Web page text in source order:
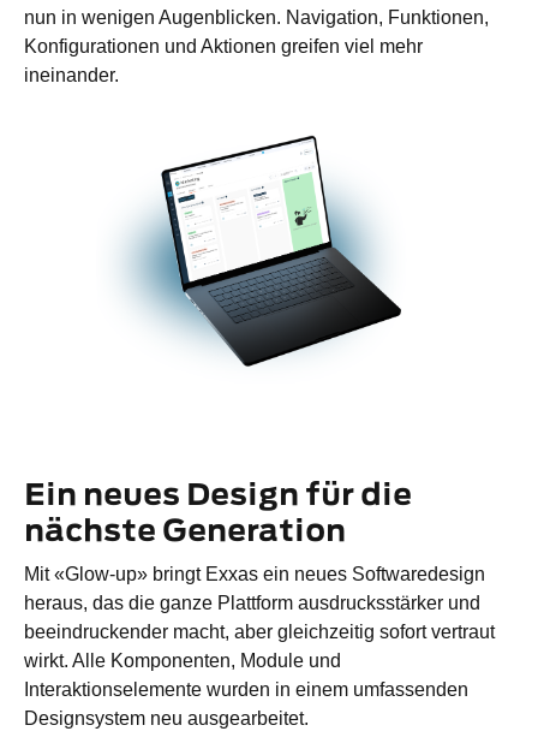
nun in wenigen Augenblicken. Navigation, Funktionen,
Konfigurationen und Aktionen greifen viel mehr
ineinander.
Ein neues Design für die
nächste Generation
Mit «Glow-up» bringt Exxas ein neues Softwaredesign
heraus, das die ganze Plattform ausdrucksstärker und
beeindruckender macht, aber gleichzeitig sofort vertraut
wirkt. Alle Komponenten, Module und
Interaktionselemente wurden in einem umfassenden
Designsystem neu ausgearbeitet.